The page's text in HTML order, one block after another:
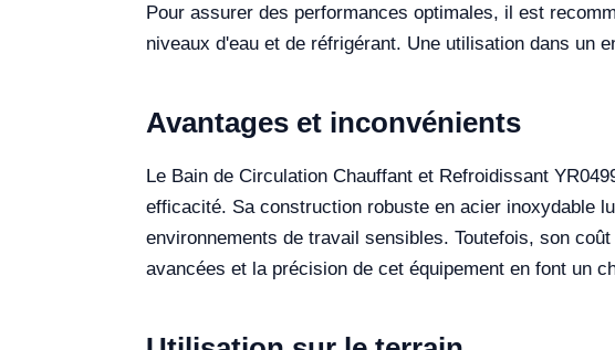
Pour assurer des performances optimales, il est
niveaux d'eau et de réfrigérant. Une utilisation dans un
Avantages et inconvénients
Le Bain de Circulation Chauffant et Refroidissant
efficacité. Sa construction robuste en acier inoxydable
environnements de travail sensibles. Toutefois, son
avancées et la précision de cet équipement en font un